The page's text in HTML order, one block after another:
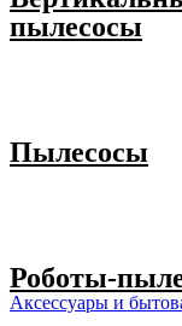
пылесосы
Пылесосы
Роботы-
Аксессуары и